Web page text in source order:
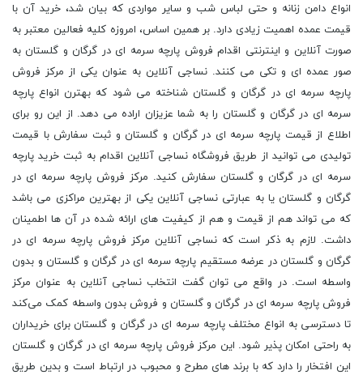
انواع دامن زنانه و حتی لباس شب و سایر مواردی که بیان شد، خرید آن با
قیمت عمده اهمیت زیادی دارد. بر همین اساس، امروزه کلیه فعالین معتبر به
صورت آنلاین و اینترنتی اقدام فروش پارچه سرمه ای در گرگان و گلستان به
صور عمده ای و تکی می کنند. نساجی آنلاین به عنوان یکی از مرکز فروش
پارچه سرمه ای در گرگان و گلستان شناخته می شود که بهترن انواع پارچه
سرمه ای در گرگان و گلستان را به شما عزیزان اراده می دهد. از این رو برای
اطلاع از قیمت پارچه سرمه ای در گرگان و گلستان و ثبت سفارش با قیمت
تولیدی می توانید از طریق فروشگاه نساجی آنلاین اقدام به ثبت خرید پارچه
سرمه ای در گرگان و گلستان سفارش کنید. مرکز فروش پارچه سرمه ای در
گرگان و گلستان یا به عبارتی نساجی آنلاین یکی از بهترین مراکزی می باشد
که می تواند هم از قیمت و هم از کیفیت های ارائه شده در آن ها اطمینان
داشت. لازم به ذکر است که نساجی آنلاین مرکز فروش پارچه سرمه ای در
گرگان و گلستان در عرضه مستقیم پارچه سرمه ای در گرگان و گلستان و بدون
واسطه است. در واقع می توان گفت انتخاب نساجی آنلاین به عنوان مرکز
فروش پارچه سرمه ای در گرگان و گلستان و فروش بدون واسطه کمک می‌کند
تا دسترسی به انواع مختلف پارچه سرمه ای در گرگان و گلستان برای خریداران
به راحتی امکان پذیر شود. این مرکز فروش پارچه سرمه ای در گرگان و گلستان
این افتخار را دارد که با برند های مطرح و محبوب در ارتباط است و بدین طریق